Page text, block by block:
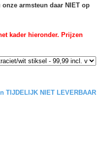
armsteun daar NIET op
kader hieronder. Prijzen
TIJDELIJK NIET LEVERBAAR